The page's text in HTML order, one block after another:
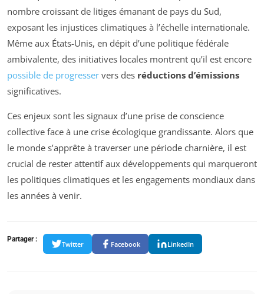
nombre croissant de litiges émanant de pays du Sud,
exposant les injustices climatiques à l’échelle internationale.
Même aux États-Unis, en dépit d’une politique fédérale
ambivalente, des initiatives locales montrent qu’il est encore
possible de progresser vers des réductions d’émissions
significatives.
Ces enjeux sont les signaux d’une prise de conscience
collective face à une crise écologique grandissante. Alors que
le monde s’apprête à traverser une période charnière, il est
crucial de rester attentif aux développements qui marqueront
les politiques climatiques et les engagements mondiaux dans
les années à venir.
Partager :
Twitter Facebook LinkedIn